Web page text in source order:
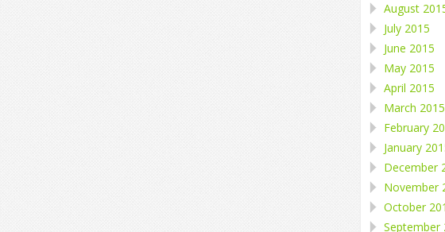
August
July 2015
June 2015
May 2015
April 2015
March 2015
February
January
December
November
October
September